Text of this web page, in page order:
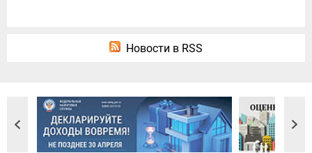
Новости в RSS